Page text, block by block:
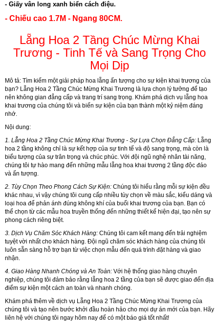
- Giấy vân long xanh biển cách điệu.
- Chiếu cao 1.7M - Ngang 80CM.
Lẵng Hoa 2 Tầng Chúc Mừng Khai
Trương - Tinh Tế và Sang Trọng Cho
Mọi Dịp
Mô tả: Tìm kiếm một giải pháp hoa lẵng ấn tượng cho sự kiện khai trương của
bạn? Lẵng Hoa 2 Tầng Chúc Mừng Khai Trương là lựa chọn lý tưởng để tạo
nên không gian đẳng cấp và trang trí sang trọng. Khám phá dịch vụ lẵng hoa
khai trương của chúng tôi và biến sự kiện của bạn thành một kỷ niệm đáng
nhớ.
Nội dung:
1. Lẵng Hoa 2 Tầng Chúc Mừng Khai Trương - Sự Lựa Chọn Đẳng Cấp: Lẵng
hoa 2 tầng không chỉ là sự kết hợp của sự tinh tế và độ sang trọng, mà còn là
biểu tượng của sự trân trọng và chúc phúc. Với đội ngũ nghệ nhân tài năng,
chúng tôi tự hào mang đến những mẫu lẵng hoa khai trương 2 tầng độc đáo
và ấn tượng.
2. Tùy Chọn Theo Phong Cách Sự Kiện: Chúng tôi hiểu rằng mỗi sự kiện đều
khác nhau, vì vậy chúng tôi cung cấp nhiều tùy chọn về màu sắc, kiểu dáng và
loại hoa để phản ánh đúng không khí của buổi khai trương của bạn. Bạn có
thể chọn từ các mẫu hoa truyền thống đến những thiết kế hiện đại, tạo nên sự
phong cách riêng biệt.
3. Dịch Vụ Chăm Sóc Khách Hàng: Chúng tôi cam kết mang đến trải nghiệm
tuyệt vời nhất cho khách hàng. Đội ngũ chăm sóc khách hàng của chúng tôi
luôn sẵn sàng hỗ trợ bạn từ việc chọn mẫu đến quá trình đặt hàng và giao
nhận.
4. Giao Hàng Nhanh Chóng và An Toàn: Với hệ thống giao hàng chuyên
nghiệp, chúng tôi đảm bảo rằng lẵng hoa 2 tầng của bạn sẽ được giao đến địa
điểm sự kiện một cách an toàn và nhanh chóng.
Khám phá thêm về dịch vụ Lẵng Hoa 2 Tầng Chúc Mừng Khai Trương của
chúng tôi và tạo nên bước khởi đầu hoàn hảo cho mọi dự án mới của bạn. Hãy
liên hệ với chúng tôi ngay hôm nay để có một báo giá tốt nhất!